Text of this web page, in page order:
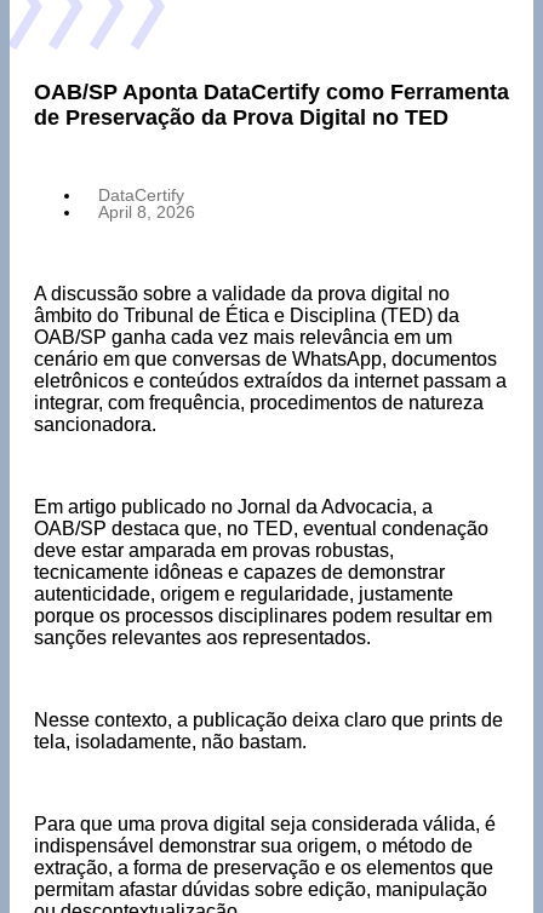
OAB/SP Aponta DataCertify como Ferramenta
de Preservação da Prova Digital no TED
DataCertify
April 8, 2026
A discussão sobre a validade da prova digital no
âmbito do Tribunal de Ética e Disciplina (TED) da
OAB/SP ganha cada vez mais relevância em um
cenário em que conversas de WhatsApp, documentos
eletrônicos e conteúdos extraídos da internet passam a
integrar, com frequência, procedimentos de natureza
sancionadora.
Em artigo publicado no Jornal da Advocacia, a
OAB/SP destaca que, no TED, eventual condenação
deve estar amparada em provas robustas,
tecnicamente idôneas e capazes de demonstrar
autenticidade, origem e regularidade, justamente
porque os processos disciplinares podem resultar em
sanções relevantes aos representados.
Nesse contexto, a publicação deixa claro que prints de
tela, isoladamente, não bastam.
Para que uma prova digital seja considerada válida, é
indispensável demonstrar sua origem, o método de
extração, a forma de preservação e os elementos que
permitam afastar dúvidas sobre edição, manipulação